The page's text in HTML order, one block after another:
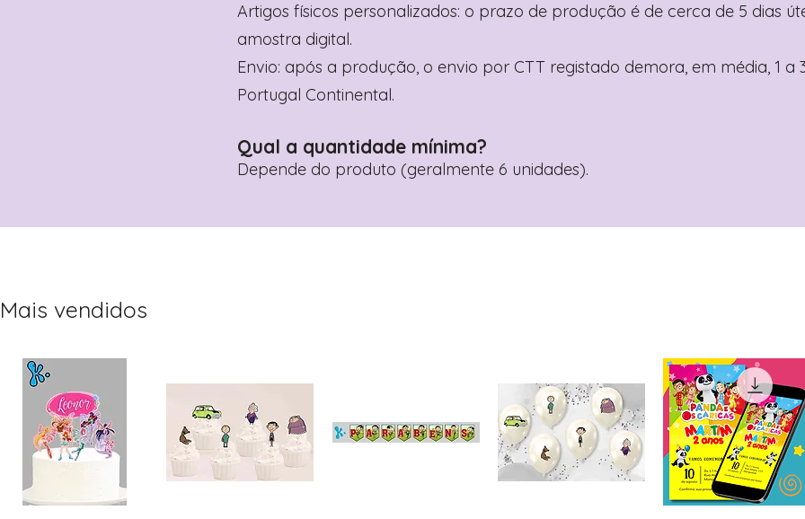
Artigos físicos personalizados: o prazo de produção é de cerca de 5 dias
amostra digital.
Envio: após a produção, o envio por CTT registado demora, em média, 1 a
Portugal Continental.
Qual a quantidade mínima?
Depende do produto (geralmente 6 unidades).
Mais vendidos